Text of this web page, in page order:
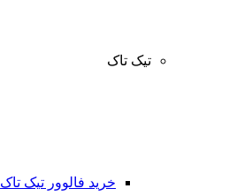
تیک تاک
خرید فالوور تیک تاک